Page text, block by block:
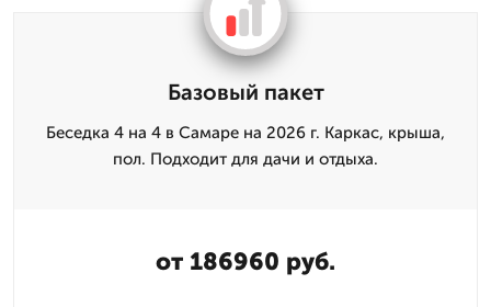
Базовый пакет
Беседка 4 на 4 в Самаре на 2026 г. Каркас, крыша,
пол. Подходит для дачи и отдыха.
от 186960 руб.